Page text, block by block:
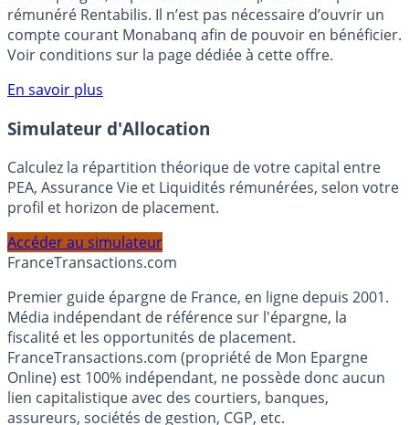
Bénéficiez de cette offre de placement sans risque pour
votre épargne, auprès de Monabanq, via le compte
rémunéré Rentabilis. Il n’est pas nécessaire d’ouvrir un
Voir conditions sur la page dédiée à cette offre.
En savoir plus
Simulateur d'Allocation
Calculez la répartition théorique de votre capital entre
profil et horizon de placement.
FranceTransactions.com
Premier guide épargne de France, en ligne depuis 2001.
Média indépendant de référence sur l'épargne, la
fiscalité et les opportunités de placement.
FranceTransactions.com (propriété de Mon Epargne
Online) est 100% indépendant, ne possède donc aucun